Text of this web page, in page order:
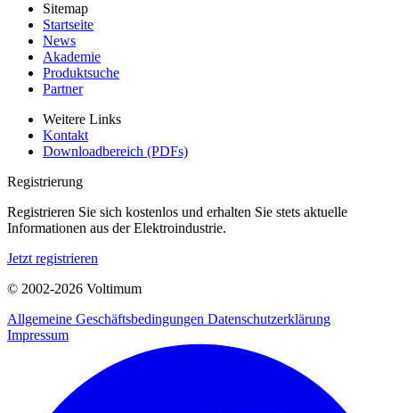
Sitemap
Startseite
News
Akademie
Produktsuche
Partner
Weitere Links
Kontakt
Downloadbereich (PDFs)
Registrierung
Registrieren Sie sich kostenlos und erhalten Sie stets aktuelle
Informationen aus der Elektroindustrie.
Jetzt registrieren
© 2002-2026 Voltimum
Allgemeine Geschäftsbedingungen Datenschutzerklärung
Impressum